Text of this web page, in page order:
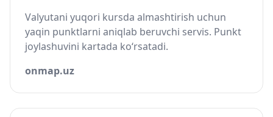
Valyutani yuqori kursda almashtirish uchun
yaqin punktlarni aniqlab beruvchi servis. Punkt
joylashuvini kartada ko‘rsatadi.
onmap.uz